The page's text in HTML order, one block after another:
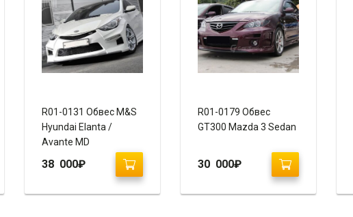
R01-0131 Обвес M&S
Hyundai Elanta /
Avante MD
38 000₽
R01-0179 Обвес
GT300 Mazda 3 Sedan
30 000₽